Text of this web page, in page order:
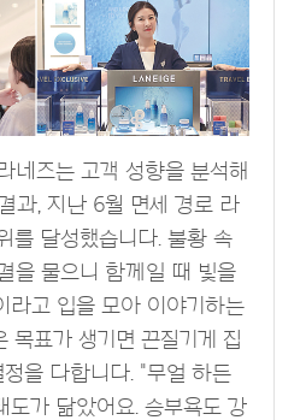
네즈는 고객 성향을 분석해
과, 지난 6월 면세 경로 라
를 달성했습니다. 불황 속
을 물으니 함께일 때 빛을
라고 입을 모아 이야기하는
목표가 생기면 끈질기게 집
을 다합니다. "무얼 하든
도가 닮았어요. 승부욕도 강